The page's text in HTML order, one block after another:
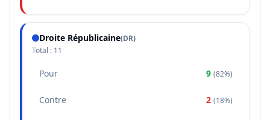
Droite Républicaine(DR)
Total : 11
Pour 9 (82%)
Contre 2 (18%)